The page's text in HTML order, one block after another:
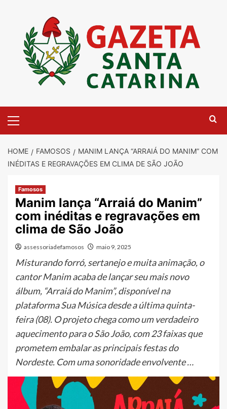
content
Menu
HOME FAMOSOS
MANIM LANÇA “ARRAIÁ DO MANIM” COM
INÉDITAS E REGRAVAÇÕES EM CLIMA DE SÃO JOÃO
Famosos
Manim lança “Arraiá do Manim”
com inéditas e regravações em
clima de São João
assessoriadefamosos maio 9, 2025
Misturando forró, sertanejo e muita animação, o
cantor Manim acaba de lançar seu mais novo
álbum, “Arraiá do Manim”, disponível na
plataforma Sua Música desde a última quinta-
feira (08). O projeto chega como um verdadeiro
aquecimento para o São João, com 23 faixas que
prometem embalar as principais festas do
Nordeste. Com uma sonoridade envolvente …